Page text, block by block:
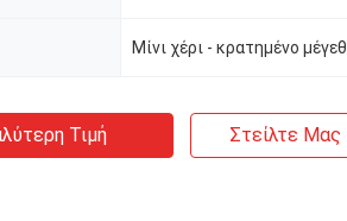
Τιμή Στείλτε